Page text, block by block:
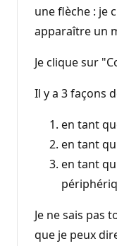
une flèche : je
apparaître un
Je clique sur
Il y a 3 façons
en tant
en tant
en tant
Je ne sais pas
que je peux